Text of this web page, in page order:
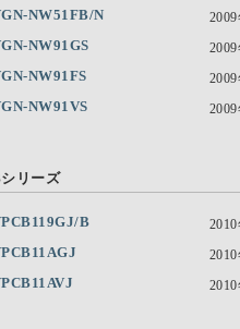
NW51FB/N
NW91GS
NW91FS
NW91VS
リーズ
B